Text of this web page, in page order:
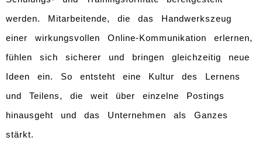
werden. Mitarbeitende, die das Handwerkszeug
einer wirkungsvollen Online-Kommunikation erlernen,
fühlen sich sicherer und bringen gleichzeitig neue
Ideen ein. So entsteht eine Kultur des Lernens
und Teilens, die weit über einzelne Postings
hinausgeht und das Unternehmen als Ganzes
stärkt.